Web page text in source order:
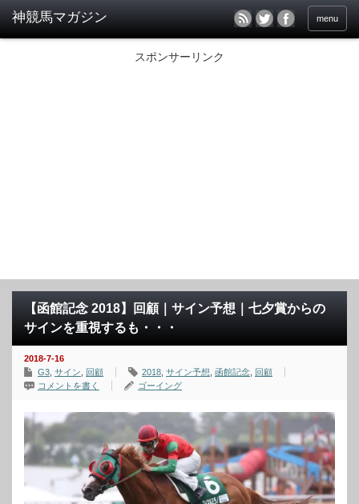
menu
スポンサーリンク
【函館記念 2018】回顧｜サイン予想｜七夕賞からの
サインを重視するも・・・
2018-7-16
G3 サイン 回顧 2018 サイン予想 函館記念 回顧
コメントを書く
ゴーイング